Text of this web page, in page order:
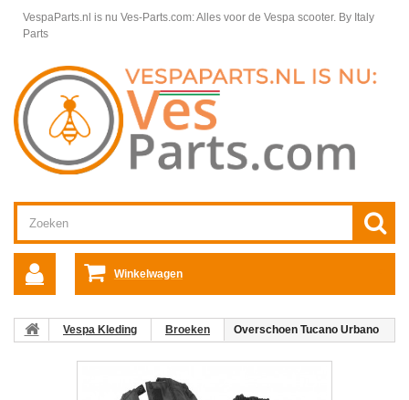
VespaParts.nl is nu Ves-Parts.com: Alles voor de Vespa scooter. By Italy
Parts
Winkelwagen
Vespa Kleding Broeken
Overschoen Tucano Urbano